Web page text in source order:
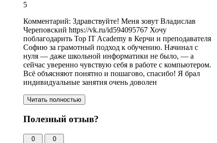
5
Комментарий: Здравствуйте! Меня зовут Владислав
Череповский https://vk.ru/id594095767 Хочу
поблагодарить Top IT Academy в Керчи и преподавателя
Софию за грамотный подход к обучению. Начинал с
нуля — даже школьной информатики не было, — а
сейчас уверенно чувствую себя в работе с компьютером.
Всё объясняют понятно и пошагово, спасибо! Я брал
индивидуальные занятия очень доволен
Читать полностью
Полезный отзыв?
0 0